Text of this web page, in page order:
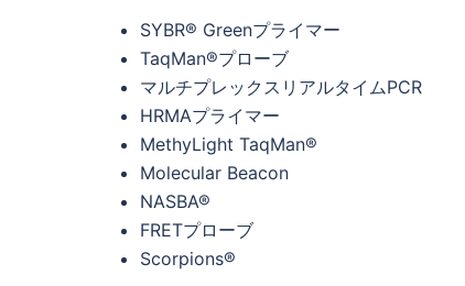
SYBR® Greenプライマー
TaqMan®プローブ
マルチプレックスリアルタイムPCR
HRMAプライマー
MethyLight TaqMan®
Molecular Beacon
NASBA®
FRETプローブ
Scorpions®